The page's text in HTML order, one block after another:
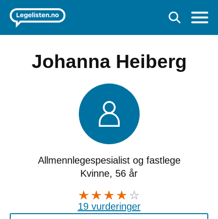
Johanna Heiberg
Allmennlegespesialist og fastlege
Kvinne, 56 år
19 vurderinger